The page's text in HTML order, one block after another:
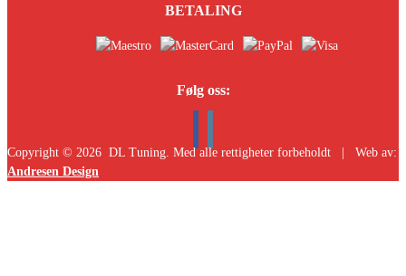
BETALING
Følg oss:
Copyright © 2026 DL Tuning. Med alle rettigheter forbeholdt | Web av:
Andresen Design